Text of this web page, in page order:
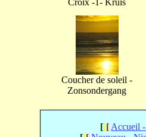
Croix -1- Kruis
Coucher de soleil -
Zonsondergang
[[[ Accueil